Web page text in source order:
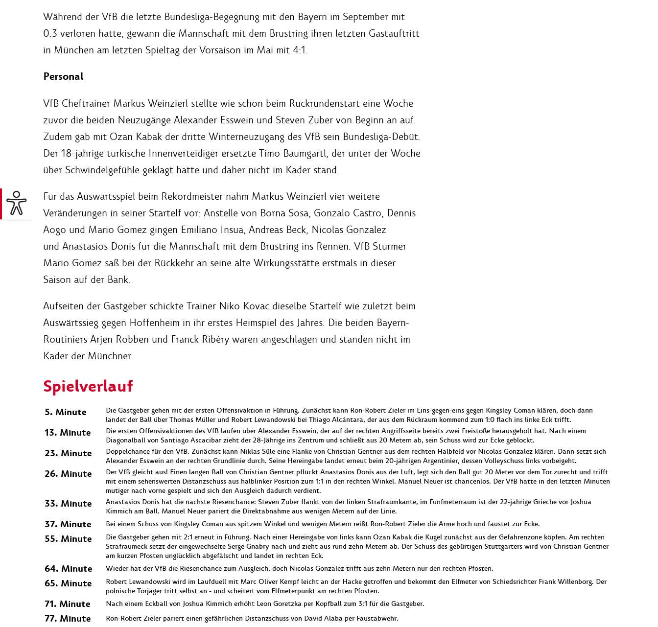
Während der VfB die letzte Bundesliga-Begegnung mit den Bayern im September mit
0:3 verloren hatte, gewann die Mannschaft mit dem Brustring ihren letzten Gastauftritt
in München am letzten Spieltag der Vorsaison im Mai mit 4:1.
Personal
VfB Cheftrainer Markus Weinzierl stellte wie schon beim Rückrundenstart eine Woche
zuvor die beiden Neuzugänge Alexander Esswein und Steven Zuber von Beginn an auf.
Zudem gab mit Ozan Kabak der dritte Winterneuzugang des VfB sein Bundesliga-Debüt.
Der 18-jährige türkische Innenverteidiger ersetzte Timo Baumgartl, der unter der Woche
über Schwindelgefühle geklagt hatte und daher nicht im Kader stand.
Für das Auswärtsspiel beim Rekordmeister nahm Markus Weinzierl vier weitere
Veränderungen in seiner Startelf vor: Anstelle von Borna Sosa, Gonzalo Castro, Dennis
Aogo und Mario Gomez gingen Emiliano Insua, Andreas Beck, Nicolas Gonzalez
und Anastasios Donis für die Mannschaft mit dem Brustring ins Rennen. VfB Stürmer
Mario Gomez saß bei der Rückkehr an seine alte Wirkungsstätte erstmals in dieser
Saison auf der Bank.
Aufseiten der Gastgeber schickte Trainer Niko Kovac dieselbe Startelf wie zuletzt beim
Auswärtssieg gegen Hoffenheim in ihr erstes Heimspiel des Jahres. Die beiden Bayern-
Routiniers Arjen Robben und Franck Ribéry waren angeschlagen und standen nicht im
Kader der Münchner.
Spielverlauf
5. Minute
Die Gastgeber gehen mit der ersten Offensivaktion in Führung. Zunächst kann Ron-Robert Zieler im Eins-gegen-eins gegen Kingsley Coman klären, doch dann
landet der Ball über Thomas Müller und Robert Lewandowski bei Thiago Alcántara, der aus dem Rückraum kommend zum 1:0 flach ins linke Eck trifft.
13. Minute
Die ersten Offensivaktionen des VfB laufen über Alexander Esswein, der auf der rechten Angriffsseite bereits zwei Freistöße herausgeholt hat. Nach einem
Diagonalball von Santiago Ascacibar zieht der 28-Jährige ins Zentrum und schließt aus 20 Metern ab, sein Schuss wird zur Ecke geblockt.
23. Minute
Doppelchance für den VfB. Zunächst kann Niklas Süle eine Flanke von Christian Gentner aus dem rechten Halbfeld vor Nicolas Gonzalez klären. Dann setzt sich
Alexander Esswein an der rechten Grundlinie durch. Seine Hereingabe landet erneut beim 20-jährigen Argentinier, dessen Volleyschuss links vorbeigeht.
26. Minute
Der VfB gleicht aus! Einen langen Ball von Christian Gentner pflückt Anastasios Donis aus der Luft, legt sich den Ball gut 20 Meter vor dem Tor zurecht und trifft
mit einem sehenswerten Distanzschuss aus halblinker Position zum 1:1 in den rechten Winkel. Manuel Neuer ist chancenlos. Der VfB hatte in den letzten Minuten
mutiger nach vorne gespielt und sich den Ausgleich dadurch verdient.
33. Minute
Anastasios Donis hat die nächste Riesenchance: Steven Zuber flankt von der linken Strafraumkante, im Fünfmeterraum ist der 22-jährige Grieche vor Joshua
Kimmich am Ball. Manuel Neuer pariert die Direktabnahme aus wenigen Metern auf der Linie.
37. Minute Bei einem Schuss von Kingsley Coman aus spitzem Winkel und wenigen Metern reißt Ron-Robert Zieler die Arme hoch und faustet zur Ecke.
55. Minute
Die Gastgeber gehen mit 2:1 erneut in Führung. Nach einer Hereingabe von links kann Ozan Kabak die Kugel zunächst aus der Gefahrenzone köpfen. Am rechten
Strafraumeck setzt der eingewechselte Serge Gnabry nach und zieht aus rund zehn Metern ab. Der Schuss des gebürtigen Stuttgarters wird von Christian Gentner
am kurzen Pfosten unglücklich abgefälscht und landet im rechten Eck.
64. Minute Wieder hat der VfB die Riesenchance zum Ausgleich, doch Nicolas Gonzalez trifft aus zehn Metern nur den rechten Pfosten.
65. Minute
Robert Lewandowski wird im Laufduell mit Marc Oliver Kempf leicht an der Hacke getroffen und bekommt den Elfmeter von Schiedsrichter Frank Willenborg. Der
polnische Torjäger tritt selbst an - und scheitert vom Elfmeterpunkt am rechten Pfosten.
71. Minute Nach einem Eckball von Joshua Kimmich erhöht Leon Goretzka per Kopfball zum 3:1 für die Gastgeber.
77. Minute Ron-Robert Zieler pariert einen gefährlichen Distanzschuss von David Alaba per Faustabwehr.